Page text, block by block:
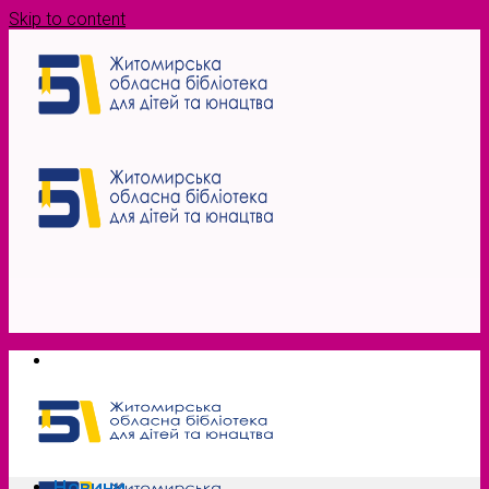
Skip to content